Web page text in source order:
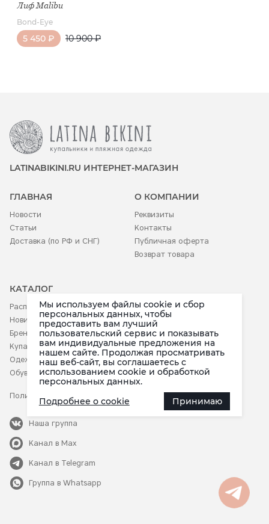
Лиф Malibu
Bond-Eye
5 450 ₽ 10 900 ₽
LATINABIKINI.RU ИНТЕРНЕТ-МАГАЗИН
ГЛАВНАЯ
Новости
Статьи
Доставка (по РФ и СНГ)
О КОМПАНИИ
Реквизиты
Контакты
Публичная оферта
Возврат товара
КАТАЛОГ
Распродажа
Новинки
Бренды
Купальники
Одежда
Обувь
Аксессуары
Белье
Детское
Политика конфиденциальности
Наша группа
Канал в Max
Канал в Telegram
Группа в Whatsapp
Мы используем файлы cookie и сбор
персональных данных, чтобы
предоставить вам лучший
пользовательский сервис и показывать
вам индивидуальные предложения на
нашем сайте. Продолжая просматривать
наш веб-сайт, вы соглашаетесь c
использованием cookie и обработкой
персональных данных.
Подробнее о cookie
Принимаю
в приложении Telegram